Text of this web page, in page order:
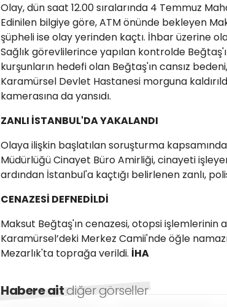
Olay, dün saat 12.00 sıralarında 4 Temmuz
Edinilen bilgiye göre, ATM önünde bekleyen
şüpheli ise olay yerinden kaçtı. İhbar üzerine
Sağlık görevlilerince yapılan kontrolde
kurşunların hedefi olan Beğtaş'ın cansız
Karamürsel Devlet Hastanesi morguna
kamerasına da yansıdı.
ZANLI İSTANBUL'DA YAKALANDI
Olaya ilişkin başlatılan soruşturma
Müdürlüğü Cinayet Büro Amirliği, cinayeti
ardından İstanbul'a kaçtığı belirlenen zanlı,
CENAZESİ DEFNEDİLDİ
Maksut Beğtaş'ın cenazesi, otopsi işlemlerinin
Karamürsel’deki Merkez Camii'nde öğle
Mezarlık'ta toprağa verildi. İHA
Habere aitdiğer görseller